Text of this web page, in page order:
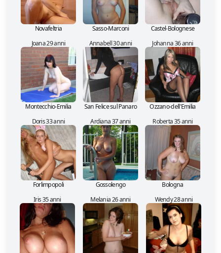
Novafeltria Sasso-Marconi
Castel-Bolognese
Joana 29 anni
Montecchio-Emilia
Annabell 30 anni
San Felice sul Panaro
Johanna 36 anni
Ozzano-dell'Emilia
Doris 33 anni
Forlimpopoli
Ardiana 37 anni
Gossolengo
Roberta 35 anni
Bologna
Iris 35 anni
Melania 26 anni Wendy 28 anni